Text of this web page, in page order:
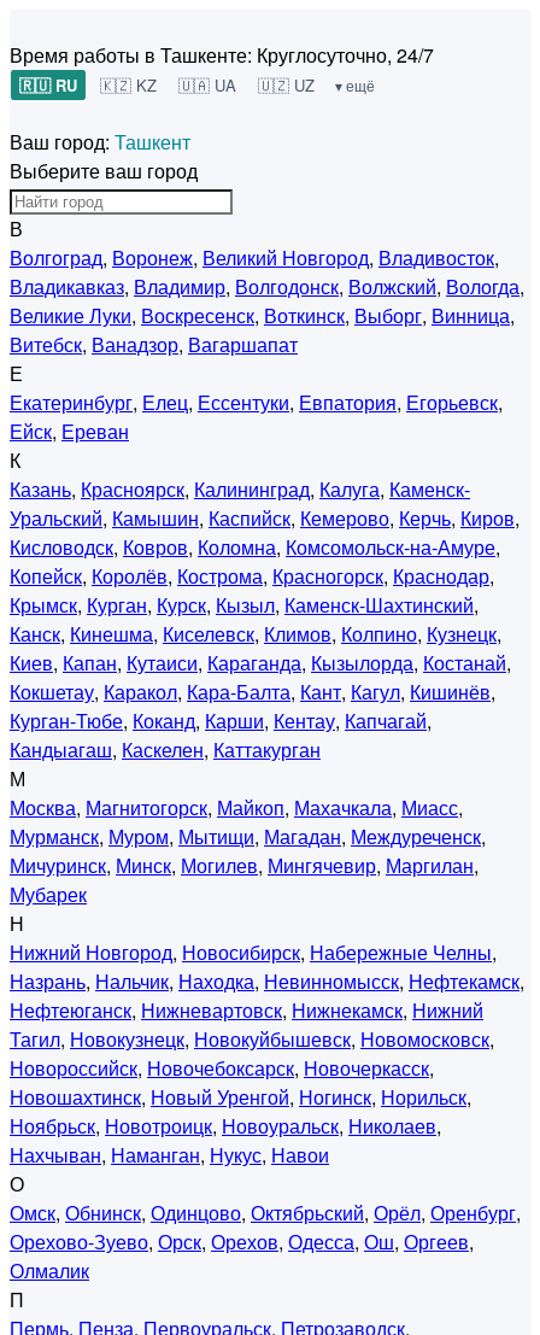
Время работы в Ташкенте: Круглосуточно, 24/7
🇷🇺 RU 🇰🇿 KZ 🇺🇦 UA 🇺🇿 UZ ▾ ещё
Ваш город: Ташкент
Выберите ваш город
В
Волгоград, Воронеж, Великий Новгород, Владивосток,
Владикавказ, Владимир, Волгодонск, Волжский, Вологда,
Великие Луки, Воскресенск, Воткинск, Выборг, Винница,
Витебск, Ванадзор, Вагаршапат
Е
Екатеринбург, Елец, Ессентуки, Евпатория, Егорьевск,
Ейск, Ереван
К
Казань, Красноярск, Калининград, Калуга, Каменск-
Уральский, Камышин, Каспийск, Кемерово, Керчь, Киров,
Кисловодск, Ковров, Коломна, Комсомольск-на-Амуре,
Копейск, Королёв, Кострома, Красногорск, Краснодар,
Крымск, Курган, Курск, Кызыл, Каменск-Шахтинский,
Канск, Кинешма, Киселевск, Климов, Колпино, Кузнецк,
Киев, Капан, Кутаиси, Караганда, Кызылорда, Костанай,
Кокшетау, Каракол, Кара-Балта, Кант, Кагул, Кишинёв,
Курган-Тюбе, Коканд, Карши, Кентау, Капчагай,
Кандыагаш, Каскелен, Каттакурган
М
Москва, Магнитогорск, Майкоп, Махачкала, Миасс,
Мурманск, Муром, Мытищи, Магадан, Междуреченск,
Мичуринск, Минск, Могилев, Мингячевир, Маргилан,
Мубарек
Н
Нижний Новгород, Новосибирск, Набережные Челны,
Назрань, Нальчик, Находка, Невинномысск, Нефтекамск,
Нефтеюганск, Нижневартовск, Нижнекамск, Нижний
Тагил, Новокузнецк, Новокуйбышевск, Новомосковск,
Новороссийск, Новочебоксарск, Новочеркасск,
Новошахтинск, Новый Уренгой, Ногинск, Норильск,
Ноябрьск, Новотроицк, Новоуральск, Николаев,
Нахчыван, Наманган, Нукус, Навои
О
Омск, Обнинск, Одинцово, Октябрьский, Орёл, Оренбург,
Орехово-Зуево, Орск, Орехов, Одесса, Ош, Оргеев,
Олмалик
П
Пермь, Пенза, Первоуральск, Петрозаводск,